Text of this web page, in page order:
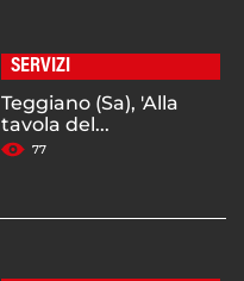
SERVIZI
Teggiano (Sa), 'Alla
tavola del...
77